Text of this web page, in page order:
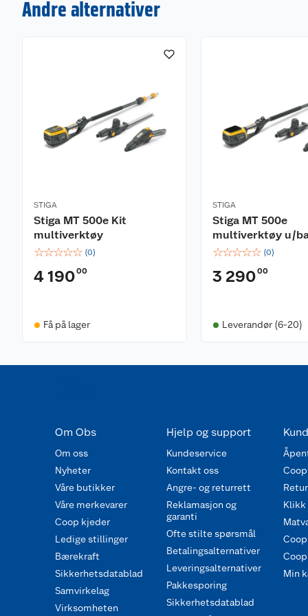
Andre alternativer
STIGA
Stiga MT 500e Kit
multiverktøy
☆☆☆☆☆ (0)
4 19000
Få på lager
STIGA
Stiga MT 500e
multiverktøy u/
☆☆☆☆☆ (0)
3 29000
Leverandør (6-20)
Om Obs
Om oss
Nyheter
Våre butikker
Våre merkevarer
Coop kjeder
Ledige stillinger
Bærekraft
Sikkerhetsdatablad
Samvirkelag
Virksomheten
Hjelp og support
Kundeservice
Kontakt oss
Angre- og returrett
Reklamasjon og
garanti
Ofte stilte spørsmål
Betalingsalternativer
Leveringsalternativer
Pakkesporing
Sikkerhetsdatablad
Klikk
Min